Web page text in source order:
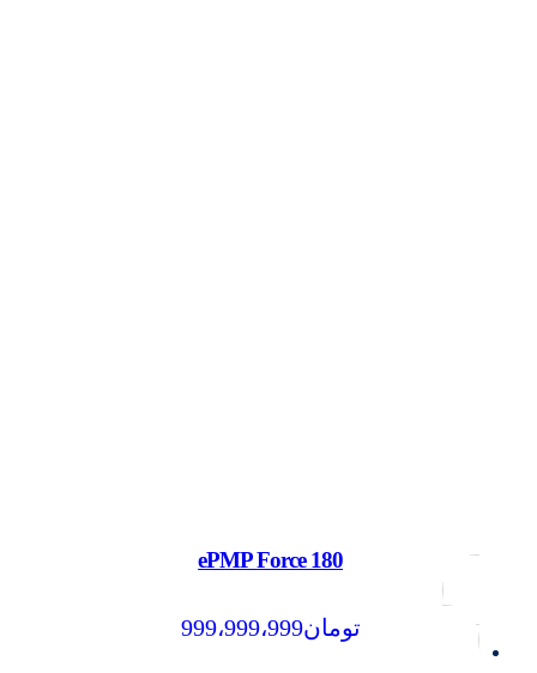
ePMP Force 180
تومان999،999،999